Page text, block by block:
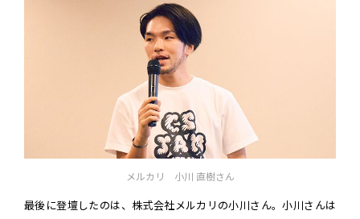
メルカリ 小川 直樹さん
最後に登壇したのは、株式会社メルカリの小川さん。小川さんは